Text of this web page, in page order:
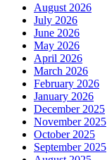
August 2026
July 2026
June 2026
May 2026
April 2026
March 2026
February 2026
January 2026
December 2025
November 2025
October 2025
September 2025